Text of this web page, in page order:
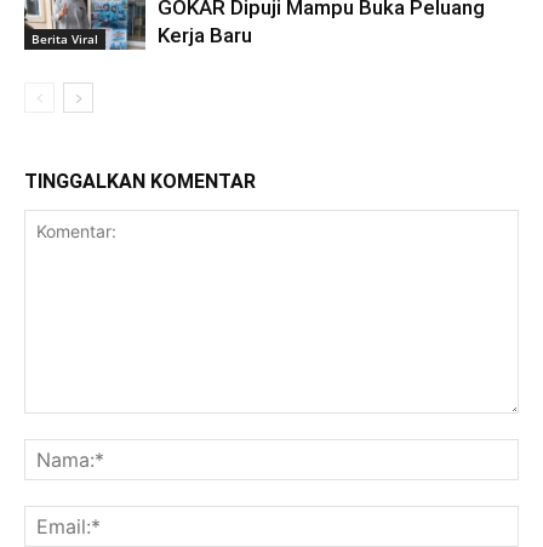
Berita Viral
GOKAR Dipuji Mampu Buka Peluang
Kerja Baru
TINGGALKAN KOMENTAR